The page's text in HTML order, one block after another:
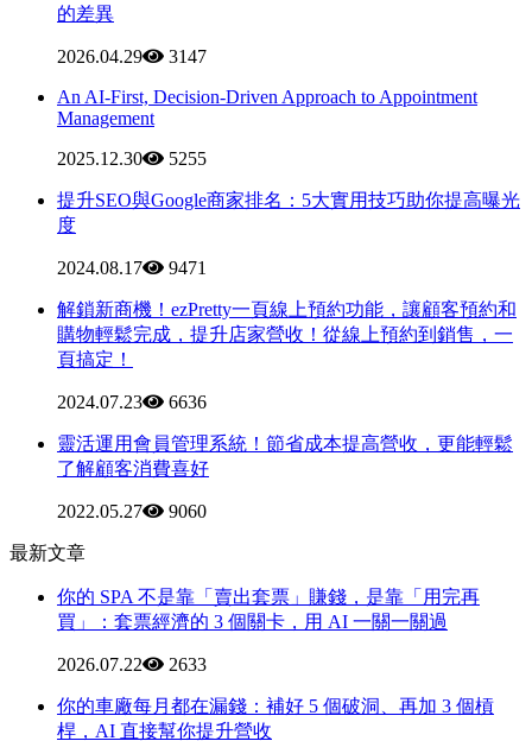
的差異
2026.04.29
3147
An AI-First, Decision-Driven Approach to Appointment
Management
2025.12.30
5255
提升SEO與Google商家排名：5大實用技巧助你提高曝光
度
2024.08.17 9471
解鎖新商機！ezPretty一頁線上預約功能，讓顧客預約和
購物輕鬆完成，提升店家營收！從線上預約到銷售，一
頁搞定！
2024.07.23 6636
靈活運用會員管理系統！節省成本提高營收，更能輕鬆
了解顧客消費喜好
2022.05.27 9060
最新文章
你的 SPA 不是靠「賣出套票」賺錢，是靠「用完再
買」：套票經濟的 3 個關卡，用 AI 一關一關過
2026.07.22 2633
你的車廠每月都在漏錢：補好 5 個破洞、再加 3 個槓
桿，AI 直接幫你提升營收